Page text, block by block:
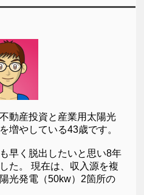
動産投資と産業用太陽光
増やしている43歳です。
早く脱出したいと思い8年
た。 現在は、収入源を複
光発電（50kw）2箇所の